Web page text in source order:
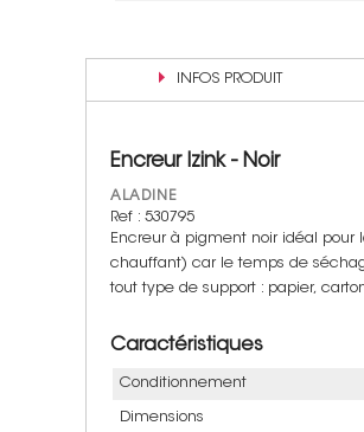
INFOS PRODUIT
Encreur Izink - Noir
ALADINE
Ref : 530795
Encreur à pigment noir idéal
chauffant) car le temps de
tout type de support : papier,
Caractéristiques
Conditionnement
Dimensions